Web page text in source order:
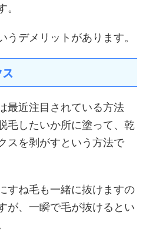
うデメリットがあります。
最近注目されている方法
毛したいか所に塗って、乾
スを剥がすという方法で
すね毛も一緒に抜けますの
が、一瞬で毛が抜けるとい